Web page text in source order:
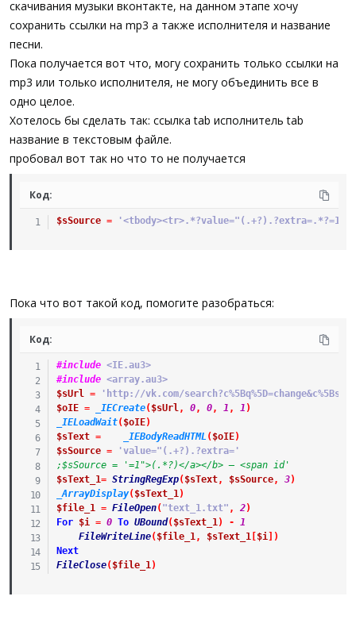
скачивания музыки вконтакте, на данном этапе хочу
сохранить ссылки на mp3 а также исполнителя и название
песни.
Пока получается вот что, могу сохранить только ссылки на
mp3 или только исполнителя, не могу объединить все в
одно целое.
Хотелось бы сделать так: ссылка tab исполнитель tab
название в текстовым файле.
пробовал вот так но что то не получается
Код:
$sSource =
Пока что вот такой код, помогите разобраться:
Код:
#include <IE.au3>
#include <array.au3>
$sUrl =
'http://vk.com/
$oIE = _IECreate( $sUrl, 0, 0, 1 , 1 )
_IELoadWait( $oIE)
$sText = _IEBodyReadHTML ( $oIE)
$sSource =
'value="(.+?).?extra='
;$sSource = '=1">(.*?)</a></b> – <span id'
$sText_1= StringRegExp( $sText, $sSource, 3)
_ArrayDisplay( $sText_1)
$file_1 = FileOpen( "text_1.txt" , 2)
For
$i = 0 To UBound( $sText_1) - 1
FileWriteLine( $file_1, $sText_1[ $i]
)
Next
FileClose( $file_1)